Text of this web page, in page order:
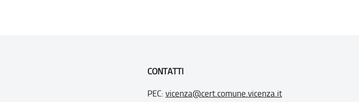
CONTATTI
PEC: vicenza@cert.comune.vicenza.it